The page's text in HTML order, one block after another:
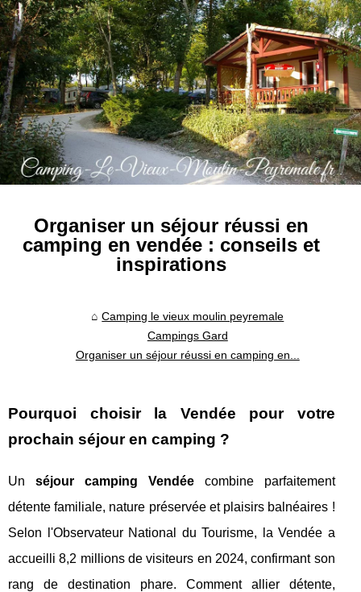
Organiser un séjour réussi en
camping en vendée : conseils et
inspirations
Camping le vieux moulin peyremale
Campings Gard
Organiser un séjour réussi en camping en...
Pourquoi choisir la Vendée pour votre
prochain séjour en camping ?
Un séjour camping Vendéecombine parfaitement
détente familiale, nature préservée et plaisirs balnéaires !
Selon l'Observateur National du Tourisme, la Vendée a
accueilli 8,2 millions de visiteurs en 2024, confirmant son
rang de destination phare. Comment allier détente,